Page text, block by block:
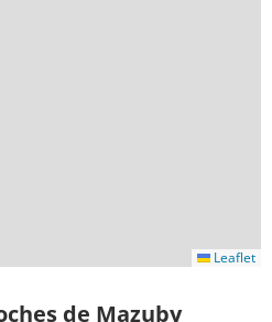
Leaflet
de Mazuby